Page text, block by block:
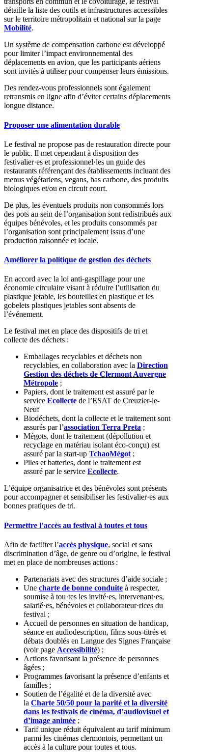
détaille la liste des outils et infrastructures accessibles
sur le territoire métropolitain et national sur la page
Mobilité.
Un système de compensation carbone est développé
pour limiter l’impact environnemental des
déplacements en avion, que les participants aériens
sont invités à utiliser pour compenser leurs émissions.
Des rendez-vous professionnels sont également
retransmis en ligne afin d’éviter certains déplacements
longue distance.
Proposer une alimentation durable
Le festival ne propose pas de restauration directe pour
le public. Il met cependant à disposition des
festivalier·es et professionnel·les un guide des
restaurants référençant des établissements incluant des
menus végétariens, vegans, bas carbone, des produits
biologiques et/ou en circuit court.
De plus, les éventuels produits non consommés lors
des pots au sein de l’organisation sont redistribués aux
équipes bénévoles, et les produits consommés par
l’organisation sont principalement issus d’une
production raisonnée et locale.
Améliorer la politique de gestion des déchets
En accord avec la loi anti-gaspillage pour une
économie circulaire visant à réduire l’utilisation du
plastique jetable, les bouteilles en plastique et les
gobelets plastiques jetables sont absents de
l’événement.
Le festival met en place des dispositifs de tri et
collecte des déchets :
Emballages recyclables et déchets non
recyclables, en collaboration avec la Direction
Gestion des déchets de Clermont Auvergne
Métropole ;
Papiers, dont le traitement est assuré par le
service Ecollecte de l’ESAT de Creuzier-le-
Neuf
Biodéchets, dont la collecte et le traitement sont
assurés par l’association Terra Preta ;
Mégots, dont le traitement (dépollution et
recyclage en matériau isolant éco-conçu) est
assuré par la start-up TchaoMégot ;
Piles et batteries, dont le traitement est
assuré par le service Ecollecte.
L’équipe organisatrice et des bénévoles sont présents
pour accompagner et sensibiliser les festivalier·es aux
bonnes pratiques de tri.
Permettre l’accès au festival à toutes et tous
Afin de faciliter l’accès physique, social et sans
discrimination d’âge, de genre ou d’origine, le festival
met en place de nombreuses actions :
Partenariats avec des structures d’aide sociale ;
Une charte de bonne conduite à respecter,
soumise à tou·tes les invité·es, intervenant·es,
salarié·es, bénévoles et collaborateur·rices du
festival ;
Accueil de personnes en situation de handicap,
séance en audiodescription, films sous-titrés et
débats doublés en Langue des Signes Française
(voir page Accessibilité) ;
Actions favorisant la présence de personnes
âgées ;
Programmes favorisant la présence d’enfants et
familles ;
Soutien de l’égalité et de la diversité avec
la Charte 50/50 pour la parité et la diversité
dans les festivals de cinéma, d’audiovisuel et
d’image animée ;
Tarif unique réduit équivalent au tarif minimum
parmi les cinémas clermontois, permettant un
accès à la culture pour toutes et tous.